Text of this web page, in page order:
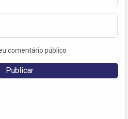
comentário público